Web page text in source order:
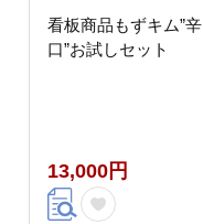
看板商品もずキム”辛
口”お試しセット
13,000円